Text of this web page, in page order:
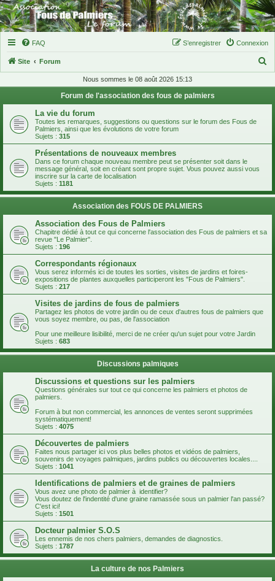
FAQ Connexion
S’enregistrer
Site Forum
h
r
Nous sommes le 08 août 2026 15:13
Forum de l'association des fous de palmiers
La vie du forum
Toutes les remarques, suggestions ou questions sur le forum des Fous de
Palmiers, ainsi que les évolutions de votre forum
Sujets : 315
Présentations de nouveaux membres
Dans ce forum chaque nouveau membre peut se présenter soit dans le
message général, soit en créant sont propre sujet. Vous pouvez aussi vous
inscrire sur la carte de localisation
Sujets : 1181
Association des FOUS DE PALMIERS
Association des Fous de Palmiers
Chapitre dédié à tout ce qui concerne l'association des Fous de palmiers et sa
revue "Le Palmier".
Sujets : 196
Correspondants régionaux
Vous serez informés ici de toutes les sorties, visites de jardins et foires-
expositions de plantes auxquelles participeront les "Fous de Palmiers".
Sujets : 217
Visites de jardins de fous de palmiers
Partagez les photos de votre jardin ou de ceux d'autres fous de palmiers que
vous soyez membre, ou pas, de l'association
Pour une meilleure lisibilité, merci de ne créer qu'un sujet pour votre Jardin
Sujets : 683
Discussions palmiques
Discussions et questions sur les palmiers
Questions générales sur tout ce qui concerne les palmiers et photos de
palmiers.
Forum à but non commercial, les annonces de ventes seront supprimées
systématiquement!
Sujets : 4075
Découvertes de palmiers
Faites nous partager ici vos plus belles photos et vidéos de palmiers,
souvenirs de voyages palmiques, jardins publics ou découvertes locales....
Sujets : 1041
Identifications de palmiers et de graines de palmiers
Vous avez une photo de palmier à identifier?
Vous doutez de l'indentité d'une graine ramassée sous un palmier l'an passé?
C'est ici!
Sujets : 1501
Docteur palmier S.O.S
Les ennemis de nos chers palmiers, demandes de diagnostics.
Sujets : 1787
La culture de nos Palmiers